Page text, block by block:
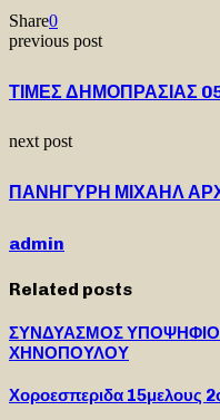
Share0
previous post
ΤΙΜΕΣ ΔΗΜΟΠΡΑΣΙΑΣ
next post
ΠΑΝΗΓΥΡΗ ΜΙΧΑΗΛ
admin
Related posts
ΣΥΝΔΥΑΣΜΟΣ
ΧΗΝΟΠΟΥΛΟΥ
Χοροεσπεριδα 15μελους